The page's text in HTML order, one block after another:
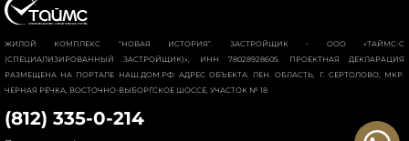
ЖИЛОЙ КОМПЛЕКС “НОВАЯ ИСТОРИЯ”. ЗАСТРОЙЩИК - ООО «ТАЙМС-С
(СПЕЦИАЛИЗИРОВАННЫЙ ЗАСТРОЙЩИК)», ИНН 78028928605. ПРОЕКТНАЯ ДЕКЛАРАЦИЯ
РАЗМЕЩЕНА НА ПОРТАЛЕ НАШ.ДОМ.РФ. АДРЕС ОБЪЕКТА: ЛЕН. ОБЛАСТЬ, Г. СЕРТОЛОВО, МКР.
ЧЕРНАЯ РЕЧКА, ВОСТОЧНО-ВЫБОРГСКОЕ ШОССЕ, УЧАСТОК № 18
(812) 335-0-214